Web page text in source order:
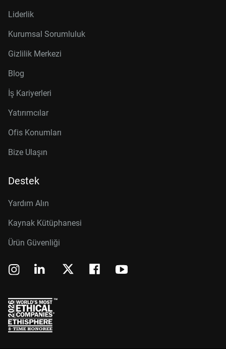
Liderlik
Kurumsal Sorumluluk
Gizlilik Merkezi
Blog
İş Kariyerleri
Yatırımcılar
Ofis Konumları
Bize Ulaşın
Destek
Yardım Alın
Kaynak Kütüphanesi
Ürün Güvenliği